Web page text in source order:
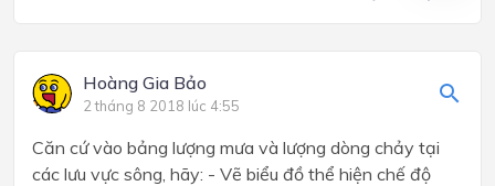
Hoàng Gia Bảo
2 tháng 8 2018 lúc 4:55
Căn cứ vào bảng lượng mưa và lượng dòng chảy tại
các lưu vực sông, hãy: - Vẽ biểu đồ thể hiện chế độ